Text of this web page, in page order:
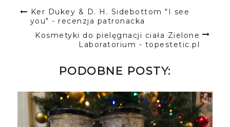
Ker Dukey & D. H. Sidebottom "I see
you" - recenzja patronacka
Kosmetyki do pielęgnacji ciała Zielone
Laboratorium - topestetic.pl
PODOBNE POSTY: